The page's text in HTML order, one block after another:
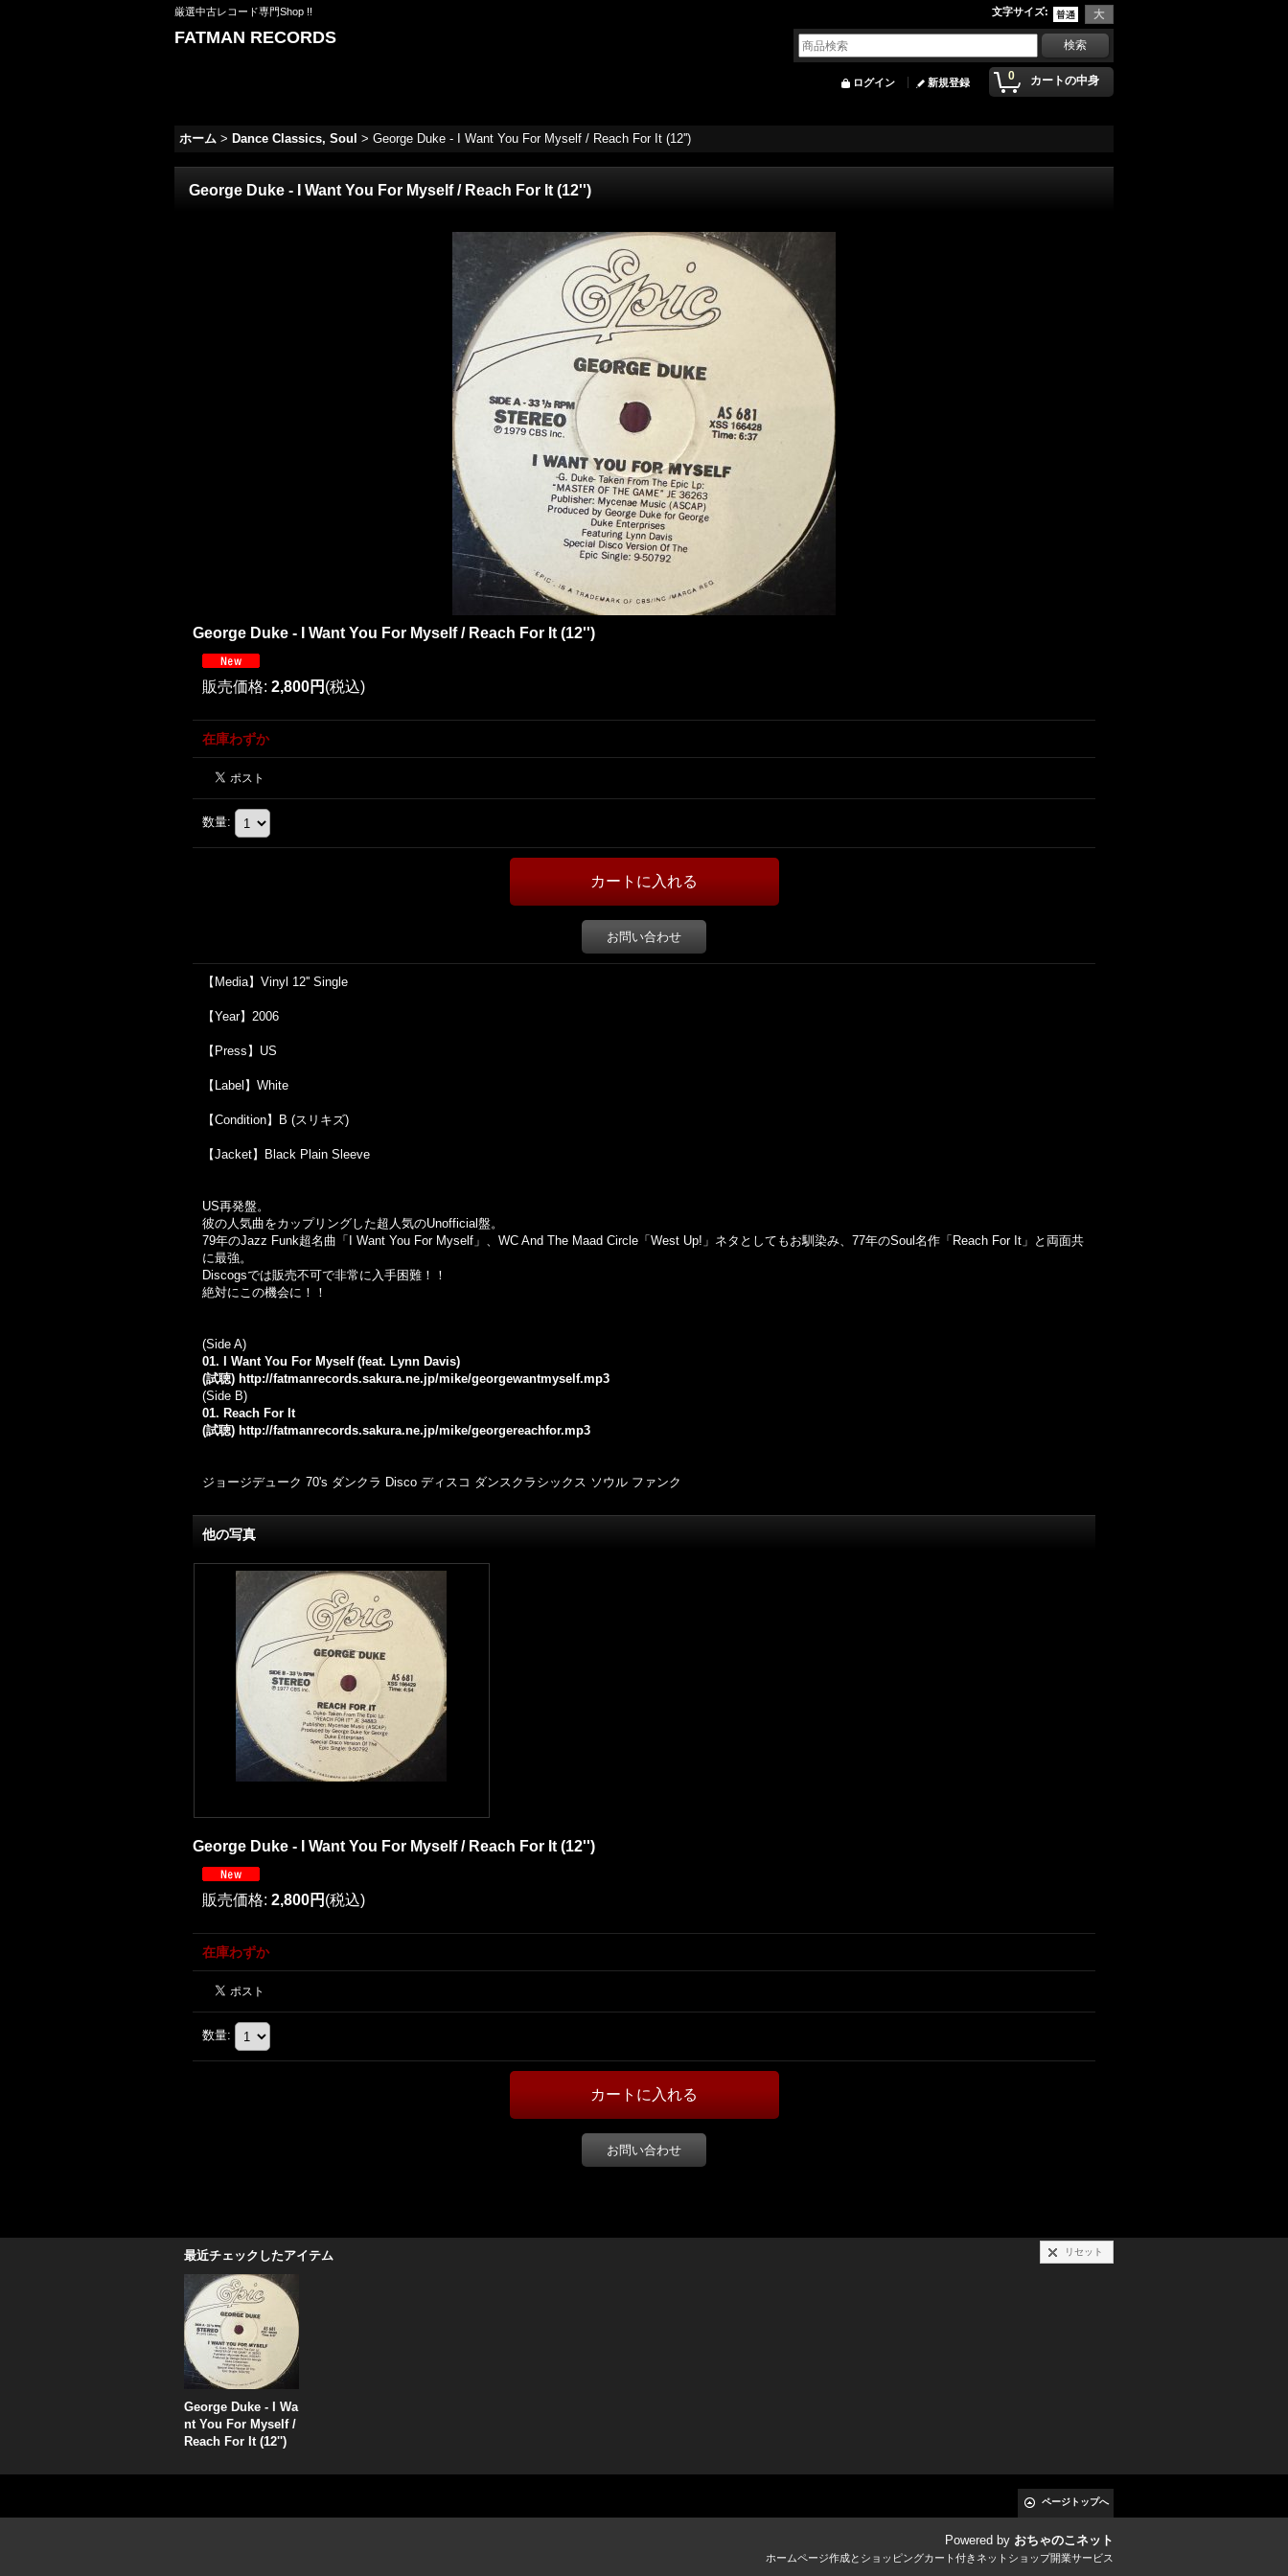
厳選中古レコード専門Shop !! 文字サイズ:
FATMAN RECORDS
0 カートの中身
ログイン 新規登録
ホーム > Dance Classics, Soul > George Duke - I Want You For Myself / Reach For It (12'')
George Duke - I Want You For Myself / Reach For It (12'')
George Duke - I Want You For Myself / Reach For It (12'')
販売価格: 2,800円 (税込)
在庫わずか
数量:
お問い合わせ
【Media】Vinyl 12'' Single
【Year】2006
【Press】US
【Label】White
【Condition】B (スリキズ)
【Jacket】Black Plain Sleeve
US再発盤。
彼の人気曲をカップリングした超人気のUnofficial盤。
79年のJazz Funk超名曲「I Want You For Myself」、WC And The Maad Circle「West Up!」ネタとしてもお馴染み、77年のSoul名作「Reach For It」と両面共
に最強。
Discogsでは販売不可で非常に入手困難！！
絶対にこの機会に！！
(Side A)
01. I Want You For Myself (feat. Lynn Davis)
(試聴) http://fatmanrecords.sakura.ne.jp/mike/georgewantmyself.mp3
(Side B)
01. Reach For It
(試聴) http://fatmanrecords.sakura.ne.jp/mike/georgereachfor.mp3
ジョージデューク 70's ダンクラ Disco ディスコ ダンスクラシックス ソウル ファンク
他の写真
George Duke - I Want You For Myself / Reach For It (12'')
販売価格: 2,800円 (税込)
在庫わずか
数量:
お問い合わせ
最近チェックしたアイテム リセット
George Duke - I Wa
nt You For Myself /
Reach For It (12'')
ページトップへ
Powered by おちゃのこネット
ホームページ作成とショッピングカート付きネットショップ開業サービス